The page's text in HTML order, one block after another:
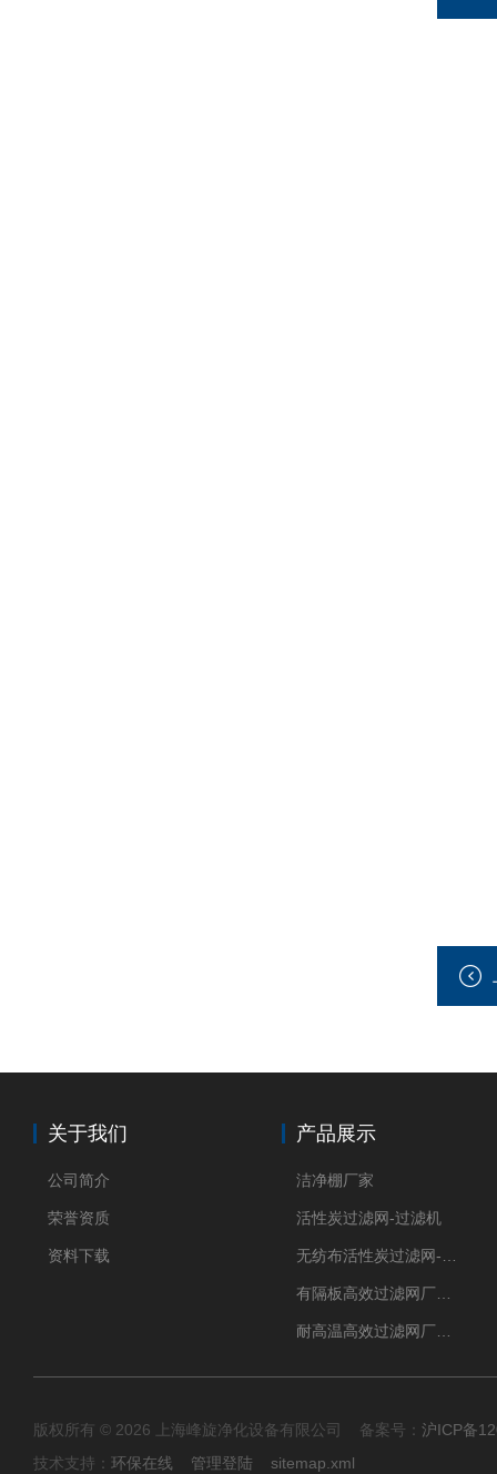
关于我们
公司简介
荣誉资质
资料下载
产品展示
洁净棚厂家
活性炭过滤网-过滤机
版权所有 © 2026 上海峰旋净化设备有限公司 备案号： 沪ICP备
技术支持： 环保在线 管理登陆 sitemap.xml